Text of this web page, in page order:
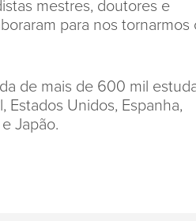
mestres, doutores e
para nos tornarmos
de mais de 600 mil
Estados Unidos, Espanha,
Japão.